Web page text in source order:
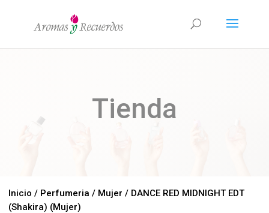
Tienda
Inicio / Perfumeria / Mujer / DANCE RED MIDNIGHT EDT
(Shakira) (Mujer)